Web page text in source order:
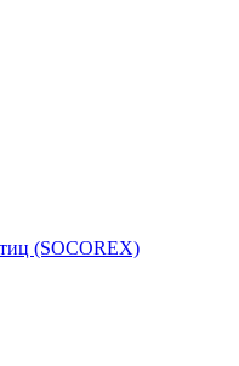
(SOCOREX)